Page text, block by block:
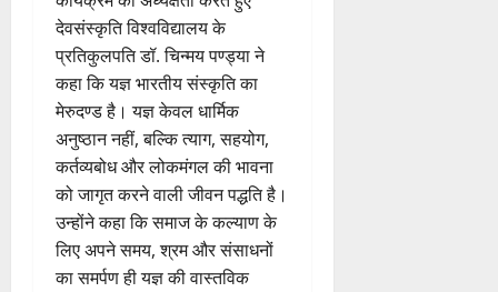
देवसंस्कृति विश्वविद्यालय के
प्रतिकुलपति डॉ. चिन्मय पण्ड्या ने
कहा कि यज्ञ भारतीय संस्कृति का
मेरुदण्ड है। यज्ञ केवल धार्मिक
अनुष्ठान नहीं, बल्कि त्याग, सहयोग,
कर्तव्यबोध और लोकमंगल की भावना
को जागृत करने वाली जीवन पद्धति है।
उन्होंने कहा कि समाज के कल्याण के
लिए अपने समय, श्रम और संसाधनों
का समर्पण ही यज्ञ की वास्तविक